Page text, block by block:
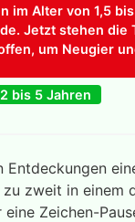
im Alter von 1,5
Jetzt stehen die
um Neugier
bis 5 Jahren
Entdeckungen
zweit in einem
Zeichen-